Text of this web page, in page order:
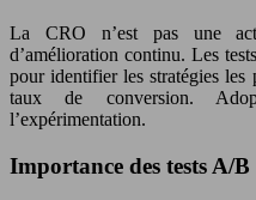
La CRO n’est pas une
d’amélioration continu. Les
pour identifier les stratégies les
taux de conversion.
l’expérimentation.
Importance des tests A/B